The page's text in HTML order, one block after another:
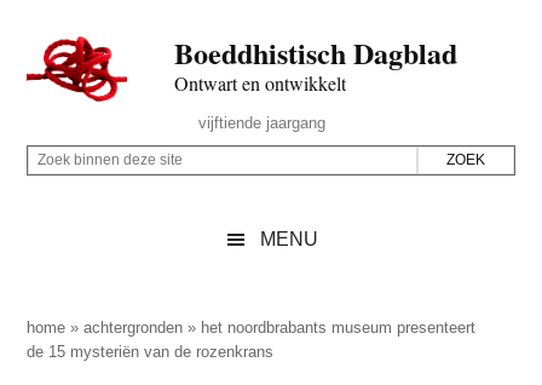
naar
de
inhoud
secondary
naar
de
sidebar
naar
de
Boeddhistisch Dagblad
Ontwart en ontwikkelt
Rechts
vijftiende jaargang
Z
p
d
Z
i
n
MENU
home »achtergronden » het noordbrabants museum presenteert
de 15 mysteriën van de rozenkrans